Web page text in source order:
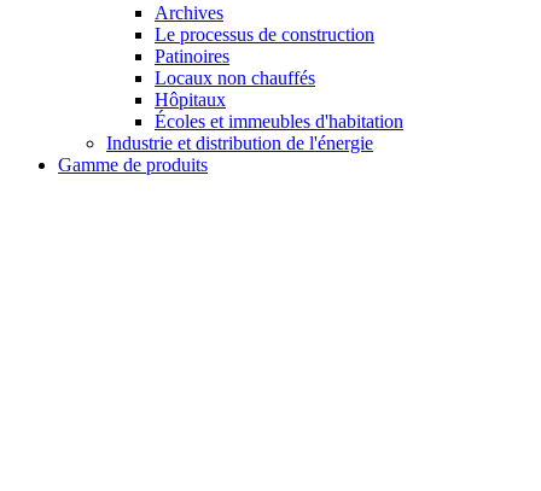
Archives
Le processus de construction
Patinoires
Locaux non chauffés
Hôpitaux
Écoles et immeubles d'habitation
Industrie et distribution de l'énergie
Gamme de produits